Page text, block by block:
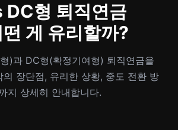
DC형 퇴직연금
게 유리할까?
)과 DC형(확정기여형) 퇴직연금을
의 장단점, 유리한 상황, 중도 전환 방
지 상세히 안내합니다.